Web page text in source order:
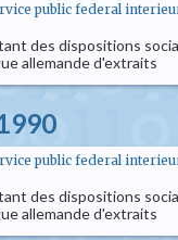
public federal
des dispositions
allemande d'extraits
public federal
des dispositions
allemande d'extraits